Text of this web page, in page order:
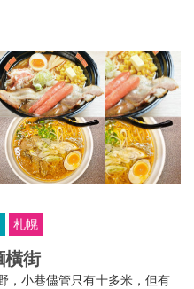
札幌
橫街
，小巷儘管只有十多米，但有